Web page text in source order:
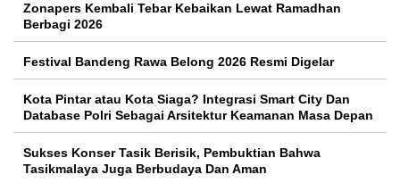
Zonapers Kembali Tebar Kebaikan Lewat Ramadhan
Berbagi 2026
Festival Bandeng Rawa Belong 2026 Resmi Digelar
Kota Pintar atau Kota Siaga? Integrasi Smart City Dan
Database Polri Sebagai Arsitektur Keamanan Masa Depan
Sukses Konser Tasik Berisik, Pembuktian Bahwa
Tasikmalaya Juga Berbudaya Dan Aman